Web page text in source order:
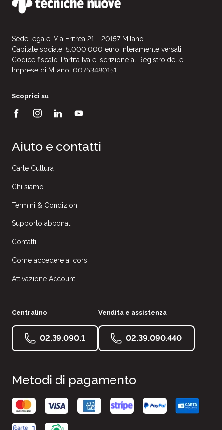
Sede legale: Via Eritrea 21 - 20157 Milano.
Capitale sociale: 5.000.000 euro interamente versati.
Codice fiscale, Partita Iva e Iscrizione al Registro delle
Imprese di Milano: 00753480151
Scoprici su
Aiuto e contatti
Carte Cultura
Chi siamo
Termini & Condizioni
Supporto abbonati
Contatti
Come accedere ai corsi
Attivazione Account
Centralino
02.39.090.1
Vendita e assistenza
02.39.090.440
Metodi di pagamento